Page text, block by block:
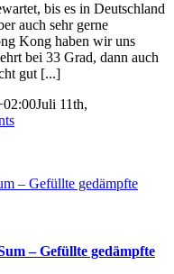
bis es in Deutschland
auch sehr gerne
Kong haben wir uns
bei 33 Grad, dann auch
gut [...]
Juli 11th,
– Gefüllte gedämpfte
– Gefüllte gedämpfte